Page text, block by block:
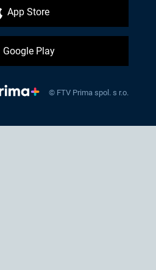
App Store
Google Play
© FTV Prima spol. s r.o.